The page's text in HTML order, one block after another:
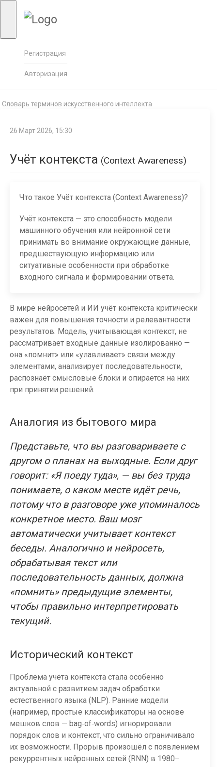
Регистрация
Авторизация
Словарь терминов искусственного интеллекта
26 Март 2026, 15:30
Учёт контекста (Context Awareness)
Что такое Учёт контекста (Context Awareness)?
Учёт контекста — это способность модели
машинного обучения или нейронной сети
принимать во внимание окружающие данные,
предшествующую информацию или
ситуативные особенности при обработке
входного сигнала и формировании ответа.
В мире нейросетей и ИИ учёт контекста критически
важен для повышения точности и релевантности
результатов. Модель, учитывающая контекст, не
рассматривает входные данные изолированно —
она «помнит» или «улавливает» связи между
элементами, анализирует последовательности,
распознаёт смысловые блоки и опирается на них
при принятии решений.
Аналогия из бытового мира
Представьте, что вы разговариваете с
другом о планах на выходные. Если друг
говорит: «Я поеду туда», — вы без труда
понимаете, о каком месте идёт речь,
потому что в разговоре уже упоминалось
конкретное место. Ваш мозг
автоматически учитывает контекст
беседы. Аналогично и нейросеть,
обрабатывая текст или
последовательность данных, должна
«помнить» предыдущие элементы,
чтобы правильно интерпретировать
текущий.
Исторический контекст
Проблема учёта контекста стала особенно
актуальной с развитием задач обработки
естественного языка (NLP). Ранние модели
(например, простые классификаторы на основе
мешков слов — bag‑of‑words) игнорировали
порядок слов и контекст, что сильно ограничивало
их возможности. Прорыв произошёл с появлением
рекуррентных нейронных сетей (RNN) в 1980–